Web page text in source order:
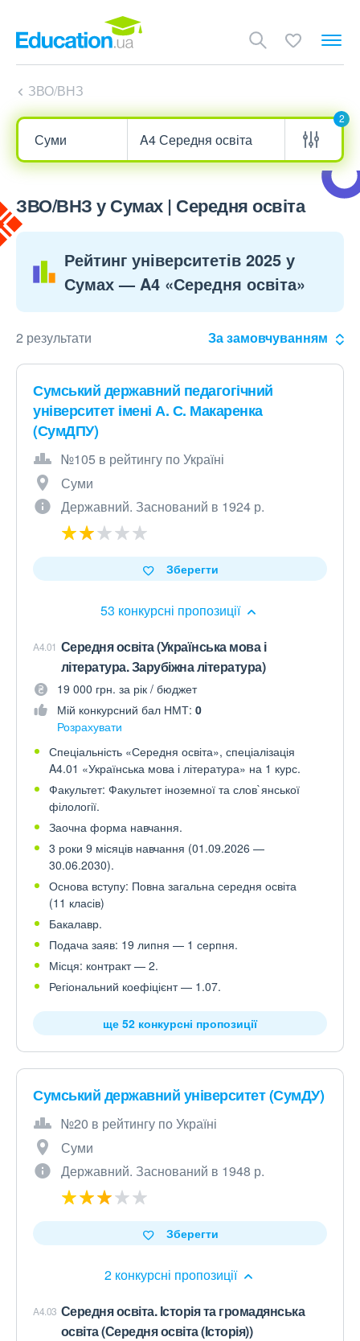
ЗВО/ВНЗ
2
ЗВО/ВНЗ у Сумах | Середня освіта
Рейтинг університетів 2025 у
Сумах — A4 «Середня освіта»
2 результати За замовчуванням
Сумський державний педагогічний
університет імені А. С. Макаренка
(СумДПУ)
№105 в рейтингу по Україні
Суми
Державний. Заснований в 1924 р.
53 конкурсні пропозиції
Зберегти
A4.01 Середня освіта (Українська мова і
література. Зарубіжна література)
19 000 грн. за рік / бюджет
Мій конкурсний бал НМТ: 0
Розрахувати
Спеціальність «Середня освіта», спеціалізація
A4.01 «Українська мова і література» на 1 курс.
Факультет: Факультет іноземної та слов`янської
філології.
Заочна форма навчання.
3 роки 9 місяців навчання (01.09.2026 —
30.06.2030).
Основа вступу: Повна загальна середня освіта
(11 класів)
Бакалавр.
Подача заяв: 19 липня — 1 серпня.
Місця: контракт — 2.
Регіональний коефіцієнт — 1.07.
ще 52 конкурсні пропозиції
Сумський державний університет (СумДУ)
№20 в рейтингу по Україні
Суми
Державний. Заснований в 1948 р.
2 конкурсні пропозиції
Зберегти
A4.03 Середня освіта. Історія та громадянська
освіта (Середня освіта (Історія))